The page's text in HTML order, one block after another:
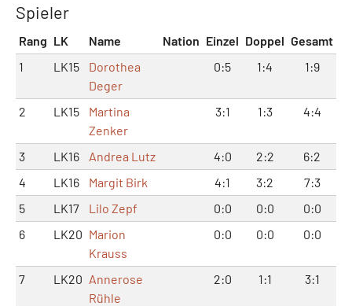
Spieler
Rang LK Name Nation Einzel Doppel Gesamt
1
LK15
Dorothea
Deger
0:5 1:4 1:9
2 LK15
Martina
Zenker
3:1 1:3 4:4
3 LK16 Andrea Lutz 4:0 2:2
6:2
4
LK16 Margit Birk 4:1 3:2
7:3
5
LK17 Lilo Zepf 0:0 0:0
0:0
6
LK20 Marion
Krauss
0:0 0:0 0:0
7 LK20 Annerose
Rühle
2:0 1:1 3:1